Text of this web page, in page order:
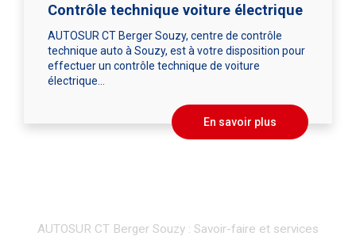
Contrôle technique voiture électrique
AUTOSUR CT Berger Souzy, centre de contrôle
technique auto à Souzy, est à votre disposition pour
effectuer un contrôle technique de voiture
électrique...
En savoir plus
AUTOSUR CT Berger Souzy : Savoir-faire et services